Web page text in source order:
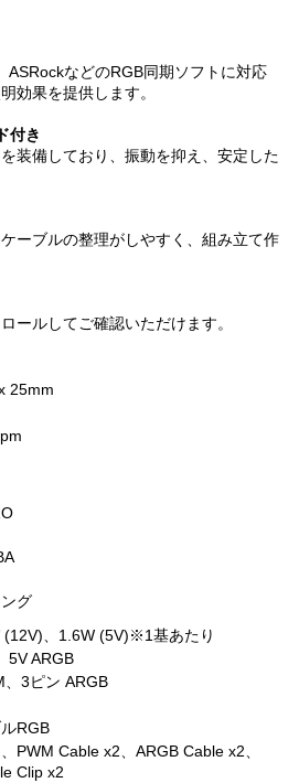
ASRockなどのRGB同期ソフトに対応
効果を提供します。
付き
装備しており、振動を抑え、安定した
ーブルの整理がしやすく、組み立て作
ールしてご確認いただけます。
25mm
グ
(12V)、1.6W (5V)※1基あたり
5V ARGB
、3ピン ARGB
RGB
PWM Cable x2、ARGB Cable x2、
Clip x2